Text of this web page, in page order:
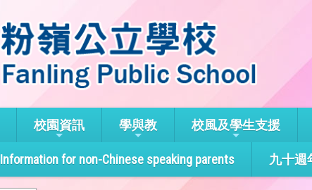
校園資訊 學與教 校風及學生支援
Information for non-Chinese speaking parents 九十週